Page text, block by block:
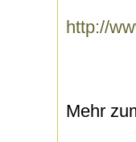
http://
Mehr